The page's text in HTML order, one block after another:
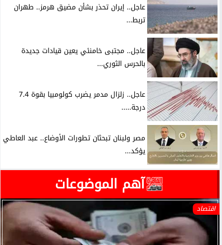
عاجل.. إيران تحذر بشأن مضيق هرمز.. طهران
تربط...
عاجل.. مجتبى خامنئي يعين قيادات جديدة
بالحرس الثوري...
عاجل.. زلزال مدمر يضرب كولومبيا بقوة 7.4
درجة.....
مصر ولبنان تبحثان تطورات الأوضاع.. عبد العاطي
يؤكد...
آهم الموضوعات
اقتصاد